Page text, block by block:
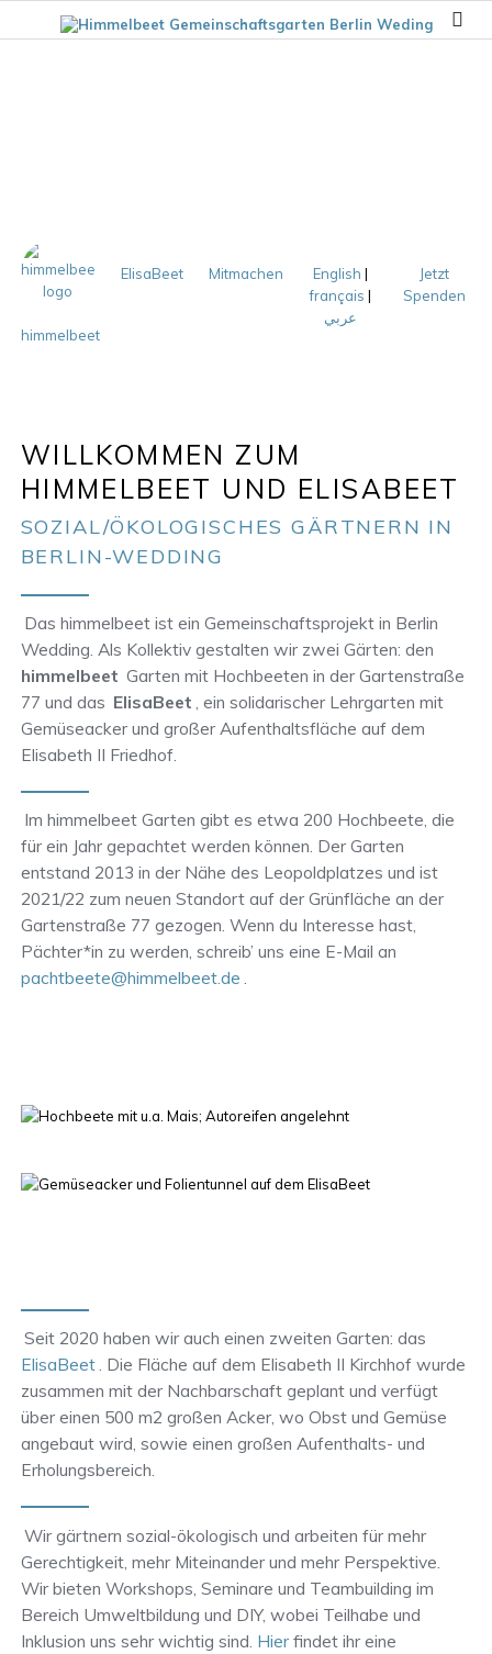
himmelbeet
ElisaBeet Mitmachen English |
français |
عربي
Jetzt
Spenden
WILLKOMMEN ZUM
HIMMELBEET UND ELISABEET
SOZIAL/ÖKOLOGISCHES GÄRTNERN IN
BERLIN-WEDDING
Das himmelbeet ist ein Gemeinschaftsprojekt in Berlin
Wedding. Als Kollektiv gestalten wir zwei Gärten: den
himmelbeet Garten mit Hochbeeten in der Gartenstraße
77 und das ElisaBeet , ein solidarischer Lehrgarten mit
Gemüseacker und großer Aufenthaltsfläche auf dem
Elisabeth II Friedhof.
Im himmelbeet Garten gibt es etwa 200 Hochbeete, die
für ein Jahr gepachtet werden können. Der Garten
entstand 2013 in der Nähe des Leopoldplatzes und ist
2021/22 zum neuen Standort auf der Grünfläche an der
Gartenstraße 77 gezogen. Wenn du Interesse hast,
Pächter*in zu werden, schreib’ uns eine E-Mail an
pachtbeete@himmelbeet.de .
Seit 2020 haben wir auch einen zweiten Garten: das
ElisaBeet. Die Fläche auf dem Elisabeth II Kirchhof wurde
zusammen mit der Nachbarschaft geplant und verfügt
über einen 500 m2 großen Acker, wo Obst und Gemüse
angebaut wird, sowie einen großen Aufenthalts- und
Erholungsbereich.
Wir gärtnern sozial-ökologisch und arbeiten für mehr
Gerechtigkeit, mehr Miteinander und mehr Perspektive.
Wir bieten Workshops, Seminare und Teambuilding im
Bereich Umweltbildung und DIY, wobei Teilhabe und
Inklusion uns sehr wichtig sind. Hierfindet ihr eine